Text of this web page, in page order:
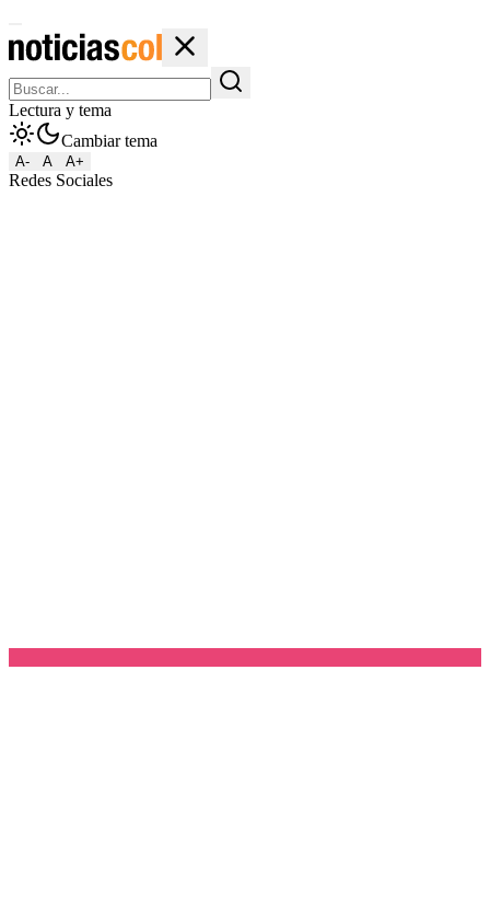
Lectura y tema
Cambiar tema
A- A A+
Redes Sociales